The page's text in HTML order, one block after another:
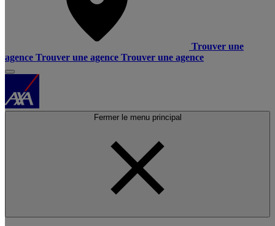
Trouver une
agence Trouver une agence Trouver une agence
Fermer le menu principal